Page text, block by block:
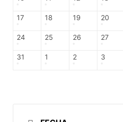
17 18 19 20
24 25 26 27
31 1 2 3